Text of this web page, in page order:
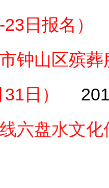
日报名）
钟山区殡
日）
六盘水文